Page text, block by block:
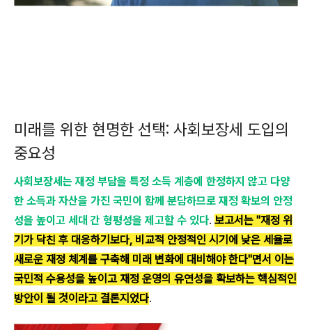
미래를 위한 현명한 선택: 사회보장세 도입의
중요성
사회보장세는 재정 부담을 특정 소득 계층에 한정하지 않고 다양
한 소득과 자산을 가진 국민이 함께 분담하므로 재정 확보의 안정
성을 높이고 세대 간 형평성을 제고할 수 있다. 보고서는 "재정 위
기가 닥친 후 대응하기보다, 비교적 안정적인 시기에 낮은 세율로
새로운 재정 체계를 구축해 미래 변화에 대비해야 한다"면서 이는
국민적 수용성을 높이고 재정 운영의 유연성을 확보하는 핵심적인
방안이 될 것이라고 결론지었다.